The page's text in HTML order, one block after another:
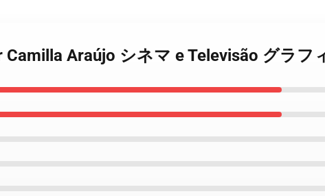
Camilla Araújo シネマ e Televisão グラフ